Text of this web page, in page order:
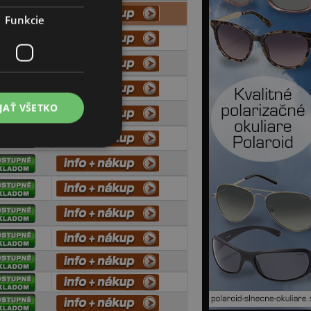
Funkcie
VŠETKO